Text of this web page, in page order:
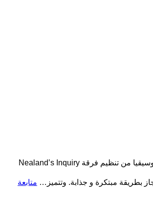
نظمت سفارة الولايات المتحدة الأمريكية يوم السبت 25 جانفي 2025 بالجزائر العاصمة ؛ في المسرح الوطني الجزائري محي الدين بشطارزي عرضا موسيقيا من تنظيم فرقة Nealand’s Inquiry
متابعة